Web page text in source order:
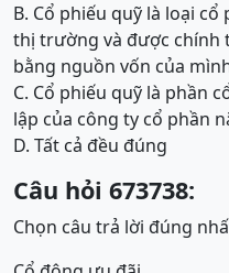
B. Cổ phiếu quỹ là loại
thị trường và được chính
bằng nguồn vốn của
C. Cổ phiếu quỹ là phần
lập của công ty cổ phần
D. Tất cả đều đúng
Câu hỏi 673738:
Chọn câu trả lời đúng